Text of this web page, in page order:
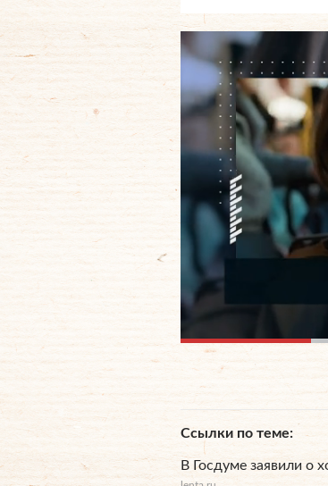
Ссылки по теме
В Госдуме заявили о